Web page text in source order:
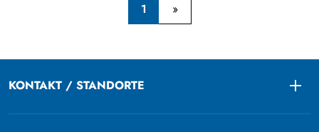
1
KONTAKT / STANDORTE